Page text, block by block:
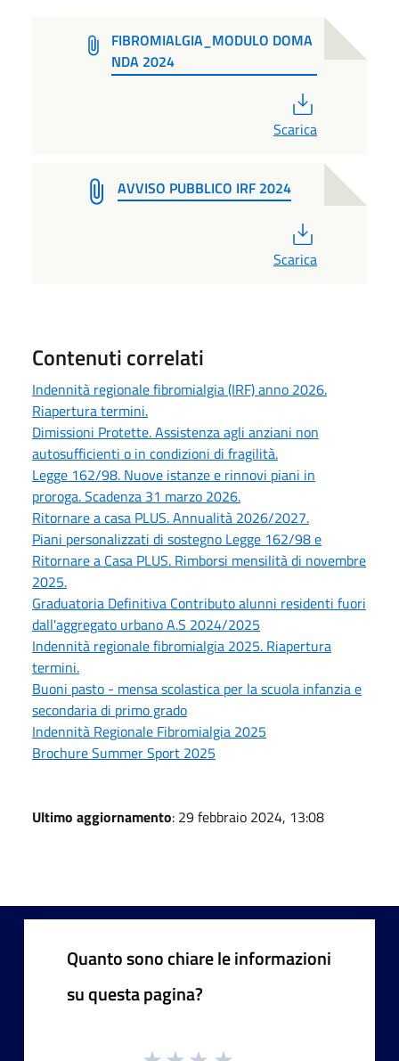
FIBROMIALGIA_MODULO DOMA
NDA 2024
Scarica
AVVISO PUBBLICO IRF 2024
Scarica
Contenuti correlati
Indennità regionale fibromialgia (IRF) anno 2026.
Riapertura termini.
Dimissioni Protette. Assistenza agli anziani non
autosufficienti o in condizioni di fragilità.
Legge 162/98. Nuove istanze e rinnovi piani in
proroga. Scadenza 31 marzo 2026.
Ritornare a casa PLUS. Annualità 2026/2027.
Piani personalizzati di sostegno Legge 162/98 e
Ritornare a Casa PLUS. Rimborsi mensilità di novembre
2025.
Graduatoria Definitiva Contributo alunni residenti fuori
dall'aggregato urbano A.S 2024/2025
Indennità regionale fibromialgia 2025. Riapertura
termini.
Buoni pasto - mensa scolastica per la scuola infanzia e
secondaria di primo grado
Indennità Regionale Fibromialgia 2025
Brochure Summer Sport 2025
Ultimo aggiornamento: 29 febbraio 2024, 13:08
Quanto sono chiare le informazioni
su questa pagina?